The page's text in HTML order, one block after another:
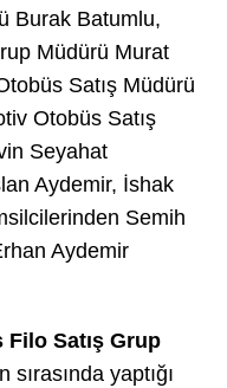
Burak Batumlu,
Müdürü Murat
Satış Müdürü
Otobüs Satış
Seyahat
Aydemir, İshak
Semih
Aydemir
Satış Grup
sırasında yaptığı